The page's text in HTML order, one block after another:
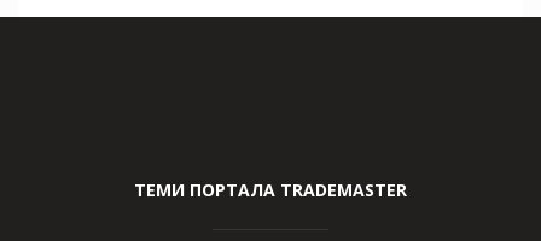
ТЕМИ ПОРТАЛА TRADEMASTER